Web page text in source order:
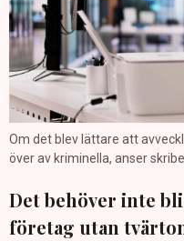
Om det blev lättare att
över av kriminella, anser
Det behöver inte
företag utan